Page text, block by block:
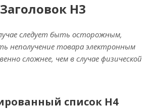
Заголовок H3
следует быть осторожным,
неполучение товара электронным
сложнее, чем в случае физической
список H4